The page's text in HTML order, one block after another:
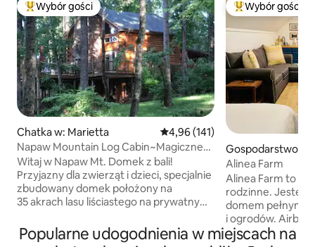
Najpopularniejsze z kategorii Wybór gości
Wybór gości
Chatka w: Marietta Średnia ocena: 4,96 na 5, liczba
4,96 (141)
Napaw Mountain Log Cabin~Magiczne
doświadczenie Mt.Top
Witaj w Napaw Mt. Domek z bali!
Przyjazny dla zwierząt i dzieci, specjalnie
zbudowany domek położony na
35 akrach lasu liściastego na prywatnym
roztacza się piękny widok na Blue Ridge
Mountains. Zrelaksuj się w jacuzzi (od
Wybór gości
Gospodarstwo
czne w: Pickens
Alinea Farm
Alinea Farm to
rodzinne.
domem pełnym
i ogrodów. Airbnb zostało niedawno
przebudowane i znajduje się nad naszym
Popularne udogodnienia w miejscach na